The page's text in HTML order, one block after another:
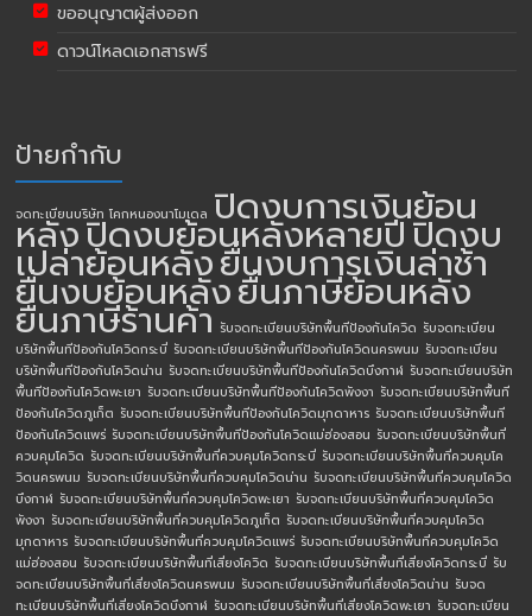
ขออนุญาตผู้ส่งออก
ดาวน์โหลดเอกสารฟรี
ป้ายกำกับ
จดทะเบียนบริษัท โคกหนองนาโมเดล ปิดงบการเงินย้อน
หลังปิดงบย้อนหลังหลายปีปิดงบ
เปล่าย้อนหลังยื่นงบการเงินล่าช้า
ยื่นงบย้อนหลังยื่นภาษีย้อนหลัง
ยื่นภาษีร้านค้า รับจดทะเบียนบริษัทพื้นทีป้องกันโควิด รับจดทะเบียน
บริษัทพื้นทีป้องกันโควิดกระบี่ รับจดทะเบียนบริษัทพื้นทีป้องกันโควิดนครพนม รับจดทะเบียน
บริษัทพื้นทีป้องกันโควิดน่าน รับจดทะเบียนบริษัทพื้นทีป้องกันโควิดบึงกาฬ รับจดทะเบียนบริษัท
พื้นทีป้องกันโควิดพะเยา รับจดทะเบียนบริษัทพื้นทีป้องกันโควิดพังงา รับจดทะเบียนบริษัทพื้นที
ป้องกันโควิดภูเก็ต รับจดทะเบียนบริษัทพื้นทีป้องกันโควิดมุกดาหาร รับจดทะเบียนบริษัทพื้นที
ป้องกันโควิดแพร่ รับจดทะเบียนบริษัทพื้นทีป้องกันโควิดแม่ฮ่องสอน รับจดทะเบียนบริษัทพื้นที่
ควบคุมโควิด รับจดทะเบียนบริษัทพื้นที่ควบคุมโควิดกระบี่ รับจดทะเบียนบริษัทพื้นที่ควบคุมโค
วิดนครพนม รับจดทะเบียนบริษัทพื้นที่ควบคุมโควิดน่าน รับจดทะเบียนบริษัทพื้นที่ควบคุมโควิด
บึงกาฬ รับจดทะเบียนบริษัทพื้นที่ควบคุมโควิดพะเยา รับจดทะเบียนบริษัทพื้นที่ควบคุมโควิด
พังงา รับจดทะเบียนบริษัทพื้นที่ควบคุมโควิดภูเก็ต รับจดทะเบียนบริษัทพื้นที่ควบคุมโควิด
มุกดาหาร รับจดทะเบียนบริษัทพื้นที่ควบคุมโควิดแพร่ รับจดทะเบียนบริษัทพื้นที่ควบคุมโควิด
แม่ฮ่องสอน รับจดทะเบียนบริษัทพื้นที่เสี่ยงโควิด รับจดทะเบียนบริษัทพื้นที่เสี่ยงโควิดกระบี่ รับ
จดทะเบียนบริษัทพื้นที่เสี่ยงโควิดนครพนม รับจดทะเบียนบริษัทพื้นที่เสี่ยงโควิดน่าน รับจด
ทะเบียนบริษัทพื้นที่เสี่ยงโควิดบึงกาฬ รับจดทะเบียนบริษัทพื้นที่เสี่ยงโควิดพะเยา รับจดทะเบียน